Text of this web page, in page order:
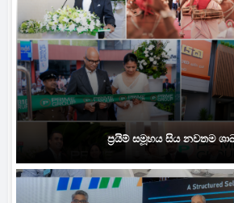
ප්‍රයිම් සමූහය සිය නවතම